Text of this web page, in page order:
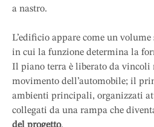
a nastro.
L’edificio appare come un volume
in cui la funzione determina la
Il piano terra è liberato da vincoli
movimento dell’automobile; il
ambienti principali, organizzati
collegati da una rampa che
del progetto.